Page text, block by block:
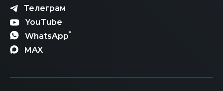
Телеграм
YouTube
WhatsApp*
MAX